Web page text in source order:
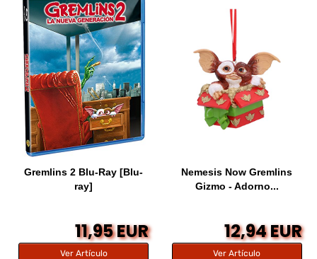
Gremlins 2 Blu-Ray [Blu-
ray]
11,95 EUR
Ver Artículo
Nemesis Now Gremlins
Gizmo - Adorno...
12,94 EUR
Ver Artículo